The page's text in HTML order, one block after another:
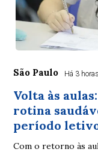
São Paulo Há 3 horas
Volta às
rotina
período
Com o retorno às